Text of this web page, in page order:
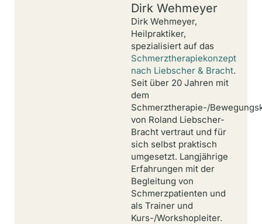
Dirk Wehmeyer
Dirk Wehmeyer,
Heilpraktiker,
spezialisiert auf das
Schmerztherapiekonzept
nach Liebscher & Bracht.
Seit über 20 Jahren mit
dem
Schmerztherapie-/
von Roland Liebscher-
Bracht vertraut und für
sich selbst praktisch
umgesetzt. Langjährige
Erfahrungen mit der
Begleitung von
Schmerzpatienten und
als Trainer und
Kurs-/Workshopleiter.